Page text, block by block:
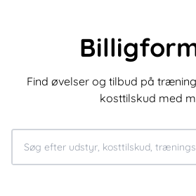
Find øvelser og tilbud på
kosttilskud med